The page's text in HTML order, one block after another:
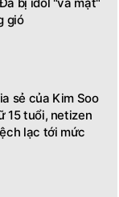
gió
sẻ của Kim Soo
15 tuổi, netizen
lạc tới mức